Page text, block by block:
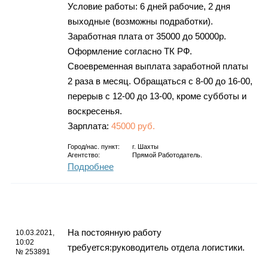
Условие работы: 6 дней рабочие, 2 дня
выходные (возможны подработки).
Заработная плата от 35000 до 50000р.
Оформление согласно ТК РФ.
Своевременная выплата заработной платы
2 раза в месяц. Обращаться с 8-00 до 16-00,
перерыв с 12-00 до 13-00, кроме субботы и
воскресенья.
Зарплата: 45000 руб.
Город/нас. пункт: г.
Шахты
Агентство:
Прямой Работодатель.
Подробнее
10.03.2021,
10:02
№ 253891
На постоянную работу
требуется:руководитель отдела логистики.